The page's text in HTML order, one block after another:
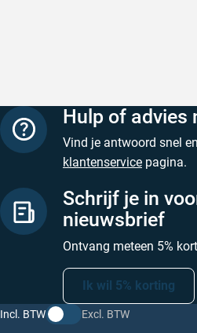
Hulp of advies
Vind je antwoord snel
klantenservice pagina.
Schrijf je in
nieuwsbrief
Ontvang meteen 5%
Ik wil 5% korting
Incl. BTW Excl. BTW